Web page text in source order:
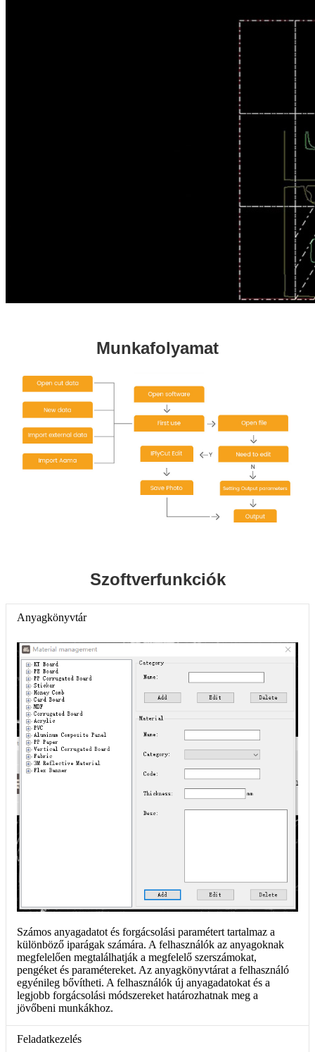
Munkafolyamat
Szoftverfunkciók
Anyagkönyvtár
Számos anyagadatot és forgácsolási paramétert tartalmaz a
különböző iparágak számára. A felhasználók az anyagoknak
megfelelően megtalálhatják a megfelelő szerszámokat,
pengéket és paramétereket. Az anyagkönyvtárat a felhasználó
egyénileg bővítheti. A felhasználók új anyagadatokat és a
legjobb forgácsolási módszereket határozhatnak meg a
jövőbeni munkákhoz.
Feladatkezelés